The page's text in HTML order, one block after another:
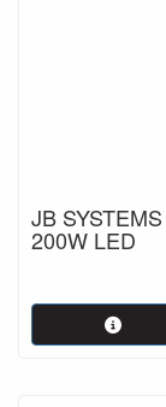
JB
200W LED